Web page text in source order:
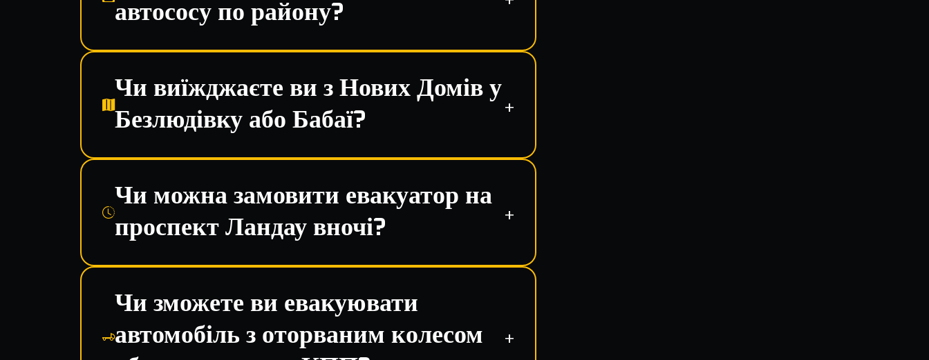
автососу по району?
Чи виїжджаєте ви з Нових Домів у
Безлюдівку або Бабаї?
Чи можна замовити евакуатор на
проспект Ландау вночі?
Чи зможете ви евакуювати
автомобіль з оторваним колесом